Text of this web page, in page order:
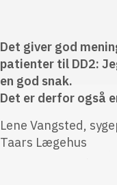
Det giver god
patienter til DD2:
en god snak.
Det er derfor også
Lene Vangsted,
Taars Lægehus